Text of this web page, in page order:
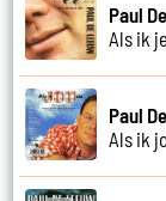
Paul
Als ik
Paul
Als ik